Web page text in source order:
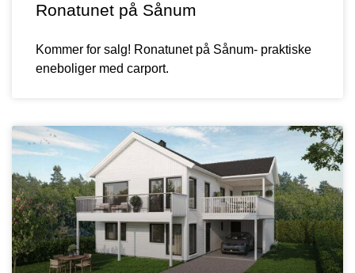
Ronatunet på Sånum
Kommer for salg! Ronatunet på Sånum- praktiske
eneboliger med carport.